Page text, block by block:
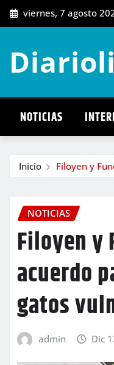
Saltar
al
viernes, 7 agosto
NOTICIAS
Inicio Filoyen y
NOTICIAS
Filoyen y
acuerdo
gatos
admin Dic